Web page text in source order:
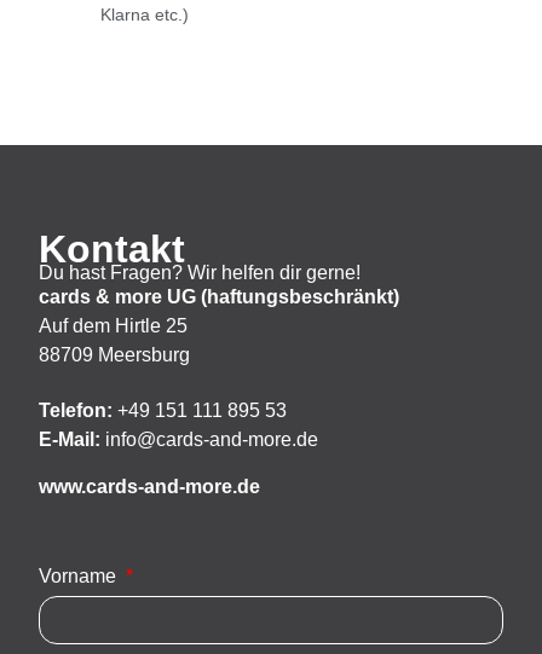
Klarna etc.)
Kontakt
Du hast Fragen? Wir helfen dir gerne!
cards & more UG (haftungsbeschränkt)
Auf dem Hirtle 25
88709 Meersburg
Telefon:+49 151 111 895 53
E-Mail: info@cards-and-more.de
www.cards-and-more.de
Vorname